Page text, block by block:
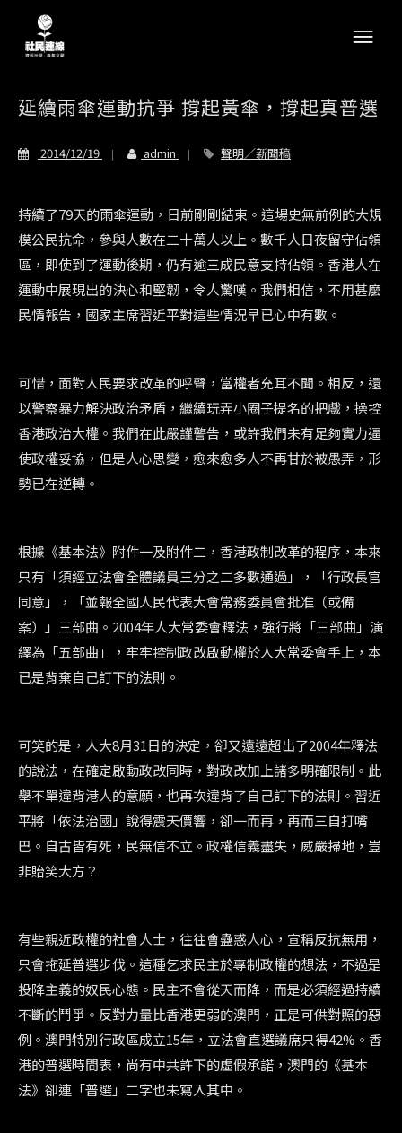
延續雨傘運動抗爭 撐起黃傘，撐起真普選
2014/12/19 admin 聲明／新聞稿
持續了79天的雨傘運動，日前剛剛結束。這場史無前例的大規
模公民抗命，參與人數在二十萬人以上。數千人日夜留守佔領
區，即使到了運動後期，仍有逾三成民意支持佔領。香港人在
運動中展現出的決心和堅韌，令人驚嘆。我們相信，不用甚麼
民情報告，國家主席習近平對這些情況早已心中有數。
可惜，面對人民要求改革的呼聲，當權者充耳不聞。相反，還
以警察暴力解決政治矛盾，繼續玩弄小圈子提名的把戲，操控
香港政治大權。我們在此嚴謹警告，或許我們未有足夠實力逼
使政權妥協，但是人心思變，愈來愈多人不再甘於被愚弄，形
勢已在逆轉。
根據《基本法》附件一及附件二，香港政制改革的程序，本來
只有「須經立法會全體議員三分之二多數通過」，「行政長官
同意」，「並報全國人民代表大會常務委員會批准（或備
案）」三部曲。2004年人大常委會釋法，強行將「三部曲」演
繹為「五部曲」，牢牢控制政改啟動權於人大常委會手上，本
已是背棄自己訂下的法則。
可笑的是，人大8月31日的決定，卻又遠遠超出了2004年釋法
的說法，在確定啟動政改同時，對政改加上諸多明確限制。此
舉不單違背港人的意願，也再次違背了自己訂下的法則。習近
平將「依法治國」說得震天價響，卻一而再，再而三自打嘴
巴。自古皆有死，民無信不立。政權信義盡失，威嚴掃地，豈
非貽笑大方？
有些親近政權的社會人士，往往會蠱惑人心，宣稱反抗無用，
只會拖延普選步伐。這種乞求民主於專制政權的想法，不過是
投降主義的奴民心態。民主不會從天而降，而是必須經過持續
不斷的鬥爭。反對力量比香港更弱的澳門，正是可供對照的惡
例。澳門特別行政區成立15年，立法會直選議席只得42%。香
港的普選時間表，尚有中共許下的虛假承諾，澳門的《基本
法》卻連「普選」二字也未寫入其中。